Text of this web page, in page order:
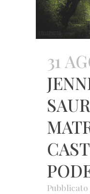
31
Pubblicato